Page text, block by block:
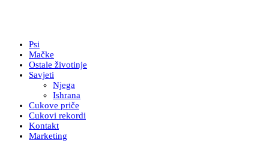
Psi
Mačke
Ostale životinje
Savjeti
Njega
Ishrana
Cukove priče
Cukovi rekordi
Kontakt
Marketing